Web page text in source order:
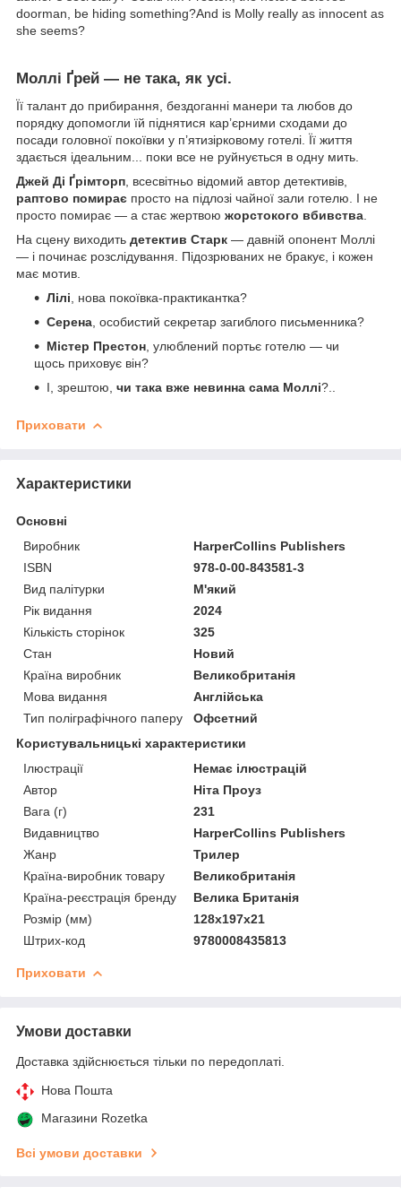
doorman, be hiding something?And is Molly really as innocent as
she seems?
Моллі Ґрей — не така, як усі.
Її талант до прибирання, бездоганні манери та любов до
порядку допомогли їй піднятися кар’єрними сходами до
посади головної покоївки у п’ятизірковому готелі. Її життя
здається ідеальним... поки все не руйнується в одну мить.
Джей Ді Ґрімторп , всесвітньо відомий автор детективів,
раптово помирає просто на підлозі чайної зали готелю. І не
просто помирає — а стає жертвою жорстокого вбивства
На сцену виходить детектив Старк — давній опонент Моллі
— і починає розслідування. Підозрюваних не бракує, і кожен
має мотив.
Лілі , нова покоївка-практикантка?
Серена , особистий секретар загиблого письменника?
Містер Престон , улюблений портьє готелю — чи
щось приховує він?
І, зрештою, чи така вже невинна сама Моллі?..
Приховати
Характеристики
Основні
Виробник
HarperCollins Publishers
ISBN
978-0-00-843581-3
Вид палітурки
М'який
Рік видання
2024
Кількість сторінок
325
Стан
Новий
Країна виробник
Великобританія
Мова видання
Англійська
Тип поліграфічного паперу
Офсетний
Користувальницькі характеристики
Ілюстрації
Немає ілюстрацій
Автор
Ніта Проуз
Вага (г)
231
Видавництво
HarperCollins Publishers
Жанр
Трилер
Країна-виробник товару
Великобританія
Країна-реєстрація бренду
Велика Британія
Розмір (мм)
128х197х21
Штрих-код
9780008435813
Приховати
Умови доставки
Доставка здійснюється тільки по передоплаті.
Нова Пошта
Магазини Rozetka
Всі умови доставки